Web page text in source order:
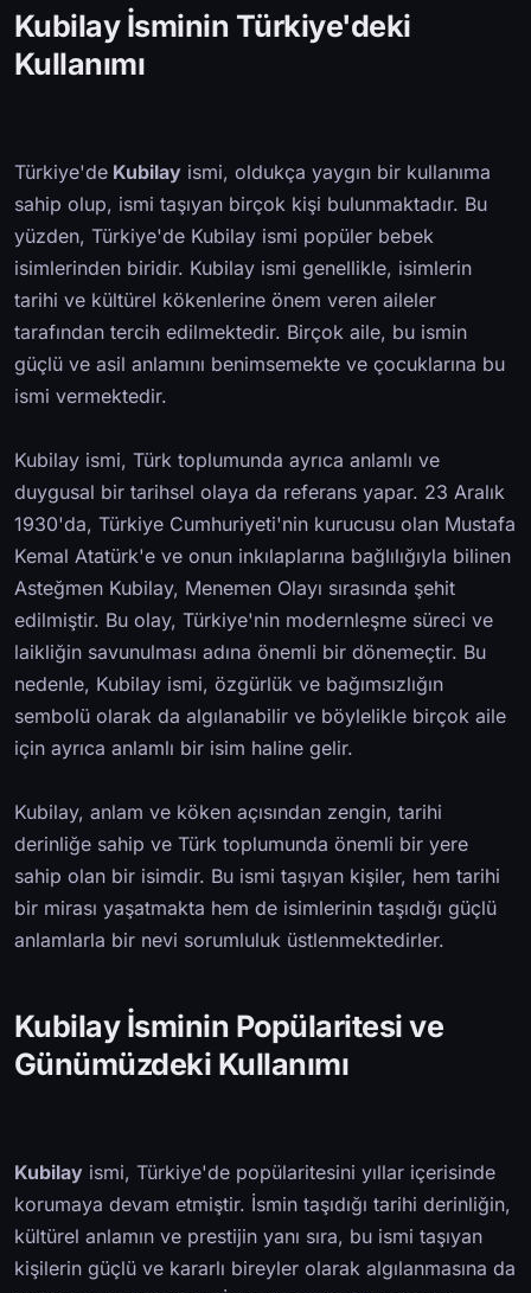
Kubilay İsminin Türkiye'deki
Kullanımı
Türkiye'de Kubilay ismi, oldukça yaygın bir kullanıma
sahip olup, ismi taşıyan birçok kişi bulunmaktadır. Bu
yüzden, Türkiye'de Kubilay ismi popüler bebek
isimlerinden biridir. Kubilay ismi genellikle, isimlerin
tarihi ve kültürel kökenlerine önem veren aileler
tarafından tercih edilmektedir. Birçok aile, bu ismin
güçlü ve asil anlamını benimsemekte ve çocuklarına bu
ismi vermektedir.
Kubilay ismi, Türk toplumunda ayrıca anlamlı ve
duygusal bir tarihsel olaya da referans yapar. 23 Aralık
1930'da, Türkiye Cumhuriyeti'nin kurucusu olan Mustafa
Kemal Atatürk'e ve onun inkılaplarına bağlılığıyla bilinen
Asteğmen Kubilay, Menemen Olayı sırasında şehit
edilmiştir. Bu olay, Türkiye'nin modernleşme süreci ve
laikliğin savunulması adına önemli bir dönemeçtir. Bu
nedenle, Kubilay ismi, özgürlük ve bağımsızlığın
sembolü olarak da algılanabilir ve böylelikle birçok aile
için ayrıca anlamlı bir isim haline gelir.
Kubilay, anlam ve köken açısından zengin, tarihi
derinliğe sahip ve Türk toplumunda önemli bir yere
sahip olan bir isimdir. Bu ismi taşıyan kişiler, hem tarihi
bir mirası yaşatmakta hem de isimlerinin taşıdığı güçlü
anlamlarla bir nevi sorumluluk üstlenmektedirler.
Kubilay İsminin Popülaritesi ve
Günümüzdeki Kullanımı
Kubilay ismi, Türkiye'de popülaritesini yıllar içerisinde
korumaya devam etmiştir. İsmin taşıdığı tarihi derinliğin,
kültürel anlamın ve prestijin yanı sıra, bu ismi taşıyan
kişilerin güçlü ve kararlı bireyler olarak algılanmasına da